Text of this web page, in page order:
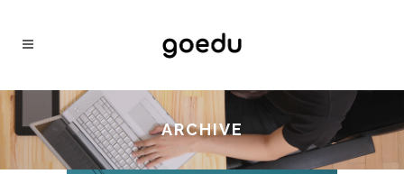
ARCHIVE